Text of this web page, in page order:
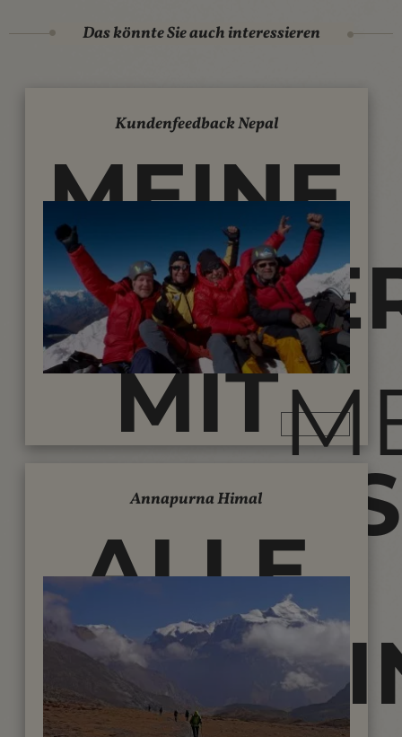
Das könnte Sie auch interessieren
Kundenfeedback Nepal
MEINE
MIT
Annapurna Himal
ALLE